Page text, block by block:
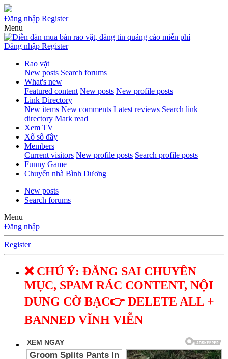
Đăng nhập Register
Menu
Đăng nhập Register
Rao vặt
New posts Search forums
What's new
Featured content New posts New profile posts
Link Directory
New items New comments Latest reviews Search link
directory Mark read
Xem TV
Xổ số đây
Members
Current visitors New profile posts Search profile posts
Funny Game
Chuyển nhà Bình Dương
New posts
Search forums
Menu
Đăng nhập
Register
❌ CHÚ Ý: ĐĂNG SAI CHUYÊN
MỤC, SPAM RÁC CONTENT, NỘI
DUNG CỜ BẠC👉 DELETE ALL +
BANNED VĨNH VIỄN